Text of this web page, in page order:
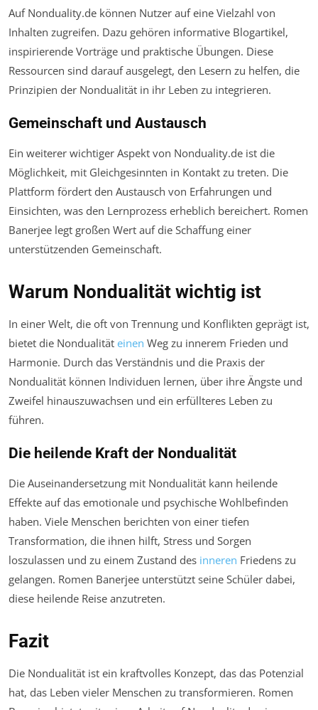
Auf Nonduality.de können Nutzer auf eine Vielzahl von
Inhalten zugreifen. Dazu gehören informative Blogartikel,
inspirierende Vorträge und praktische Übungen. Diese
Ressourcen sind darauf ausgelegt, den Lesern zu helfen, die
Prinzipien der Nondualität in ihr Leben zu integrieren.
Gemeinschaft und Austausch
Ein weiterer wichtiger Aspekt von Nonduality.de ist die
Möglichkeit, mit Gleichgesinnten in Kontakt zu treten. Die
Plattform fördert den Austausch von Erfahrungen und
Einsichten, was den Lernprozess erheblich bereichert. Romen
Banerjee legt großen Wert auf die Schaffung einer
unterstützenden Gemeinschaft.
Warum Nondualität wichtig ist
In einer Welt, die oft von Trennung und Konflikten geprägt ist,
bietet die Nondualität einen Weg zu innerem Frieden und
Harmonie. Durch das Verständnis und die Praxis der
Nondualität können Individuen lernen, über ihre Ängste und
Zweifel hinauszuwachsen und ein erfüllteres Leben zu
führen.
Die heilende Kraft der Nondualität
Die Auseinandersetzung mit Nondualität kann heilende
Effekte auf das emotionale und psychische Wohlbefinden
haben. Viele Menschen berichten von einer tiefen
Transformation, die ihnen hilft, Stress und Sorgen
loszulassen und zu einem Zustand des inneren Friedens zu
gelangen. Romen Banerjee unterstützt seine Schüler dabei,
diese heilende Reise anzutreten.
Fazit
Die Nondualität ist ein kraftvolles Konzept, das das Potenzial
hat, das Leben vieler Menschen zu transformieren. Romen